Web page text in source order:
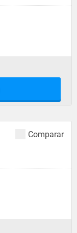
Comparar